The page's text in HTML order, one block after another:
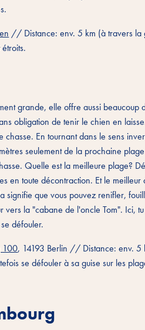
// Distance: env. 5 km (à travers la
grande, elle offre aussi beaucoup
obligation de tenir le chien en
En tournant dans le sens
seulement de la prochaine
Quelle est la meilleure plage?
en toute décontraction. Et le meilleur
signifie que vous pouvez renifler,
la "cabane de l'oncle Tom". Ici,
défouler.
100, 14193 Berlin // Distance: env. 5
se défouler à sa guise sur les